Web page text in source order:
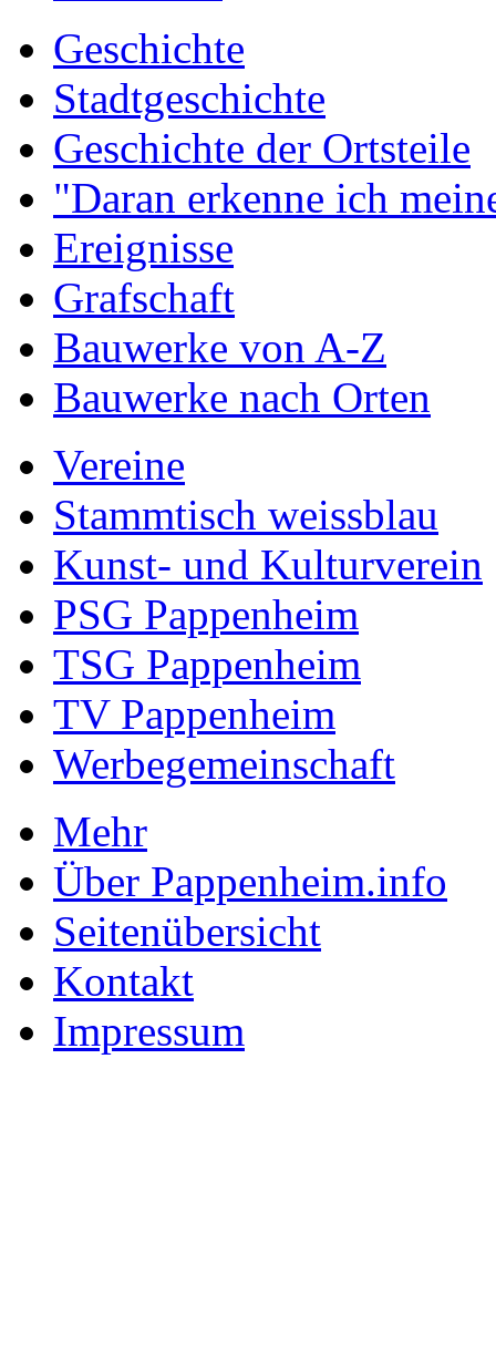
Geschichte
Stadtgeschichte
Geschichte der Ortsteile
"Daran erkenne ich
Ereignisse
Grafschaft
Bauwerke von A-Z
Bauwerke nach Orten
Vereine
Stammtisch weissblau
Kunst- und Kulturverein
PSG Pappenheim
TSG Pappenheim
TV Pappenheim
Werbegemeinschaft
Mehr
Über Pappenheim.info
Seitenübersicht
Kontakt
Impressum